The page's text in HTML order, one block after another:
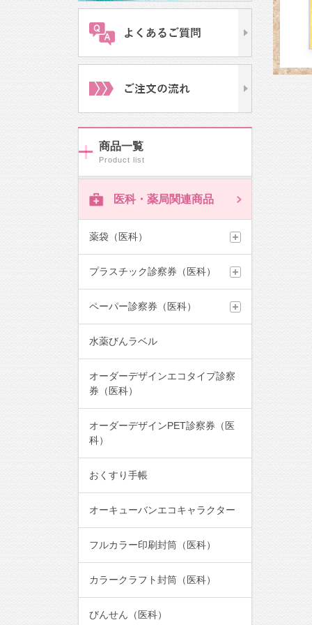
商品一覧
医科・薬局関連商品
薬袋（医科）
プラスチック診察券（医科）
ペーパー診察券（医科）
水薬びんラベル
オーダーデザインエコタイプ診察
券（医科）
オーダーデザインPET診察券（医
科）
おくすり手帳
オーキューバンエコキャラクター
フルカラー印刷封筒（医科）
カラークラフト封筒（医科）
びんせん（医科）